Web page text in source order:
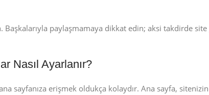
Başkalarıyla paylaşmamaya dikkat edin; aksi takdirde
Nasıl Ayarlanır?
sayfanıza erişmek oldukça kolaydır. Ana sayfa,